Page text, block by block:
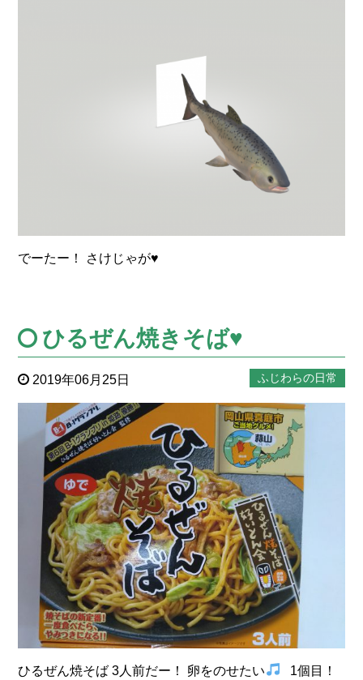
でーたー！ さけじゃが♥
ひるぜん焼きそば♥
2019年06月25日 ふじわらの日常
ひるぜん焼そば 3人前だー！ 卵をのせたい 1個目！